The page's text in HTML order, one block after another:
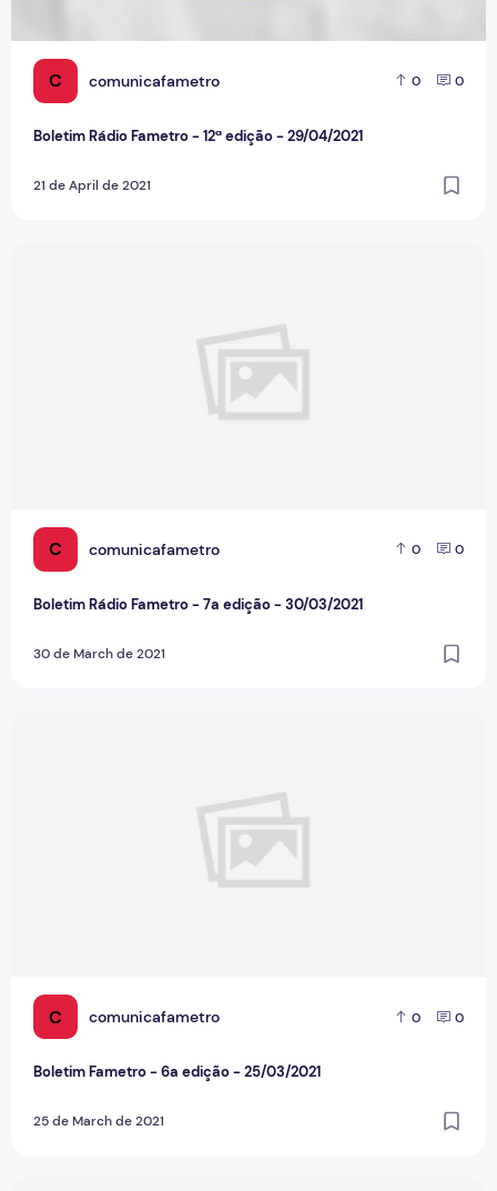
C comunicafametro 0 0
Boletim Rádio Fametro - 12ª edição - 29/04/2021
21 de April de 2021
C comunicafametro 0 0
Boletim Rádio Fametro - 7a edição - 30/03/2021
30 de March de 2021
C comunicafametro 0 0
Boletim Fametro - 6a edição - 25/03/2021
25 de March de 2021